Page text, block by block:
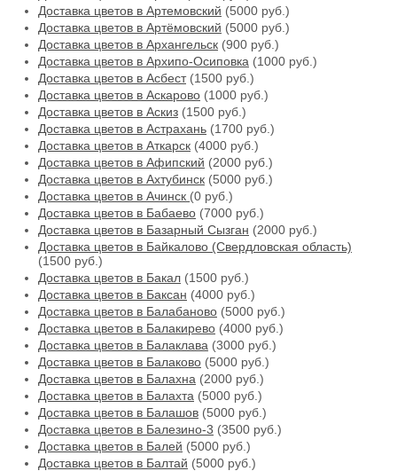
Доставка цветов в Артемовский (5000 руб.)
Доставка цветов в Артёмовский (5000 руб.)
Доставка цветов в Архангельск (900 руб.)
Доставка цветов в Архипо-Осиповка (1000 руб.)
Доставка цветов в Асбест(1500 руб.)
Доставка цветов в Аскарово (1000 руб.)
Доставка цветов в Аскиз (1500 руб.)
Доставка цветов в Астрахань (1700 руб.)
Доставка цветов в Аткарск (4000 руб.)
Доставка цветов в Афипский (2000 руб.)
Доставка цветов в Ахтубинск (5000 руб.)
Доставка цветов в Ачинск (0 руб.)
Доставка цветов в Бабаево (7000 руб.)
Доставка цветов в Базарный Сызган (2000 руб.)
Доставка цветов в Байкалово (Свердловская область)
(1500 руб.)
Доставка цветов в Бакал (1500 руб.)
Доставка цветов в Баксан (4000 руб.)
Доставка цветов в Балабаново (5000 руб.)
Доставка цветов в Балакирево (4000 руб.)
Доставка цветов в Балаклава (3000 руб.)
Доставка цветов в Балаково (5000 руб.)
Доставка цветов в Балахна (2000 руб.)
Доставка цветов в Балахта (5000 руб.)
Доставка цветов в Балашов (5000 руб.)
Доставка цветов в Балезино-3 (3500 руб.)
Доставка цветов в Балей (5000 руб.)
Доставка цветов в Балтай (5000 руб.)